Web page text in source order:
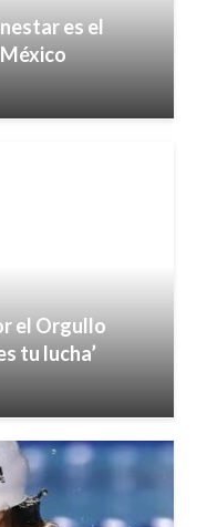
es el
el Orgullo
tu lucha’